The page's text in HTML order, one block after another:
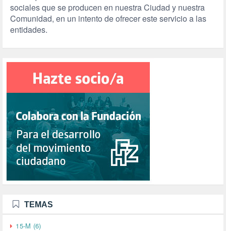
sociales que se producen en nuestra Ciudad y nuestra
Comunidad, en un intento de ofrecer este servicio a las
entidades.
TEMAS
15-M (6)